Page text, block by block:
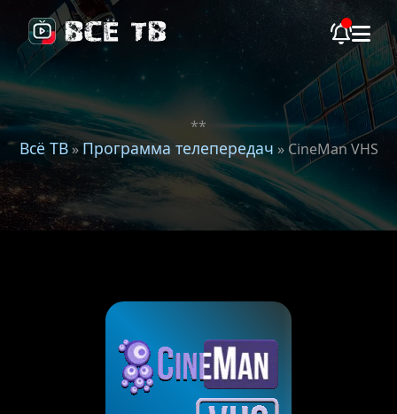
**
Всё ТВ»Программа телепередач » CineMan VHS